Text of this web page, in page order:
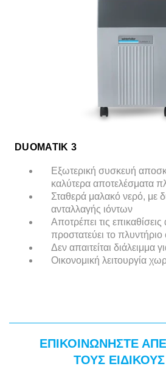
DUOMATIK 3
Εξωτερική συσκευή
καλύτερα αποτελέσματα
Σταθερά μαλακό νερό, με
ανταλλαγής ιόντων
Αποτρέπει τις
προστατεύει το
Δεν απαιτείται διάλειμμα
Οικονομική λειτουργία
ΕΠΙΚΟΙΝΩΝΗΣΤΕ
ΤΟΥΣ